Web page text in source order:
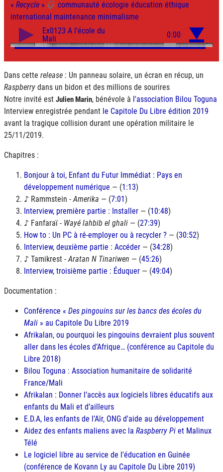
« Recycle» communauté écologie éducation éthique
international maintenance minimalisme
Dans cette release : Un panneau solaire, un écran en récup, un
Raspberry dans un bidon et des millions de sourires
Notre invité est Julien Marin, bénévole à l'association Bilou Toguna
Interview enregistrée pendant le Capitole Du Libre édition 2019
avant la tragique collision durant une opération militaire le
25/11/2019.
Chapitres :
Bonjour à toi, Enfant du Futur Immédiat : Pays en
développement numérique — (1:13)
♪ Rammstein - Amerika — (7:01)
Interview, première partie : Installer — (10:48)
♪ Fanfaraï - Wayé lahbib el ghali — (27:39)
How to : Un PC à ré-employer ou à recycler ? — (30:52)
Interview, deuxième partie : Accéder — (34:28)
♪ Tamikrest - Aratan N Tinariwen — (45:26)
Interview, troisième partie : Éduquer — (49:04)
Documentation :
Conférence « Des pingouins sur les bancs des écoles du
Mali » au Capitole Du Libre 2019
Afrikalan, ou pourquoi les pingouins devraient plus souvent
aller dans les écoles d’Afrique… (conférence au Capitole du
Libre 2018)
Bilou Toguna : Association humanitaire de solidarité
France/Mali
Afrikalan : Donner l’accès aux logiciels libres éducatifs aux
enfants du Mali et d’ailleurs
E.D.A, les enfants de l’Aïr, ONG d'aide au développement
Aidez des enfants maliens avec la Raspberry Pi et Malinux
Télé
Le logiciel libre au service de l'éducation en Guinée
(conférence de Kovann Ly au Capitole Du Libre 2019)